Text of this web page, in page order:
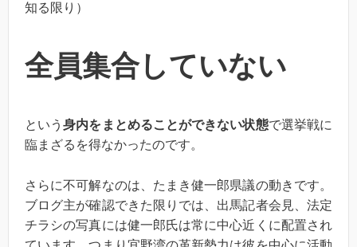
知る限り）
全員集合していない
という身内をまとめることができない状態で選挙戦に
臨まざるを得なかったのです。
さらに不可解なのは、たまき健一郎県議の動きです。
ブログ主が確認できた限りでは、出馬記者会見、法定
チラシの写真には健一郎氏は常に中心近くに配置され